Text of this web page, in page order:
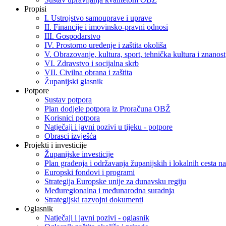
Propisi
I. Ustrojstvo samouprave i uprave
II. Financije i imovinsko-pravni odnosi
III. Gospodarstvo
IV. Prostorno uređenje i zaštita okoliša
V. Obrazovanje, kultura, sport, tehnička kultura i znanost
VI. Zdravstvo i socijalna skrb
VII. Civilna obrana i zaštita
Županijski glasnik
Potpore
Sustav potpora
Plan dodjele potpora iz Proračuna OBŽ
Korisnici potpora
Natječaji i javni pozivi u tijeku - potpore
Obrasci izvješća
Projekti i investicije
Županijske investicije
Plan građenja i održavanja županijskih i lokalnih cesta
Europski fondovi i programi
Strategija Europske unije za dunavsku regiju
Međuregionalna i međunarodna suradnja
Strategijski razvojni dokumenti
Oglasnik
Natječaji i javni pozivi - oglasnik